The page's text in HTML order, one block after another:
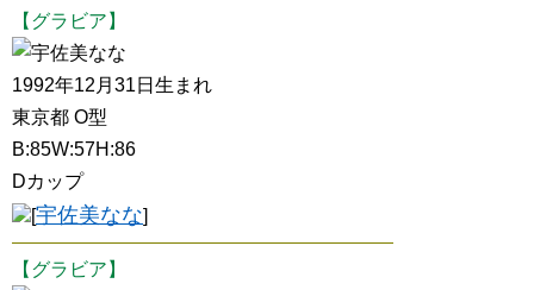
【グラビア】
宇佐美なな
1992年12月31日生まれ
東京都 O型
B:85W:57H:86
Dカップ
[宇佐美なな]
【グラビア】